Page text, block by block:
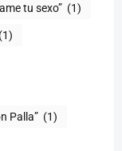
tu sexo” (1)
(1)
Palla” (1)